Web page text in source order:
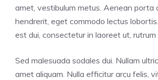
amet, vestibulum metus. Aenean porta
hendrerit, eget commodo lectus
est dui, consectetur in laoreet ut,
Sed malesuada sodales dui. Nullam
amet aliquam. Nulla efficitur arcu felis,